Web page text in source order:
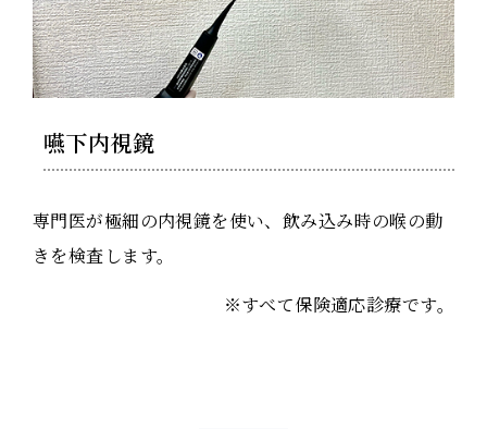
嚥下内視鏡
専門医が極細の内視鏡を使い、飲み込み時の喉の動
きを検査します。
※すべて保険適応診療です。